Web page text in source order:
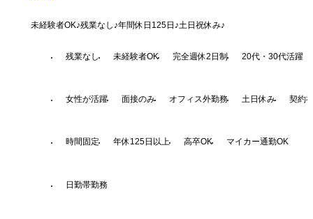
未経験者OK♪残業なし♪年間休日125日♪土日祝休み♪
残業なし 未経験者OK 完全週休2日制 20代・30代活躍
女性が活躍 面接のみ オフィス外勤務 土日休み 契約
時間固定 年休125日以上 高卒OK マイカー通勤OK
日勤帯勤務